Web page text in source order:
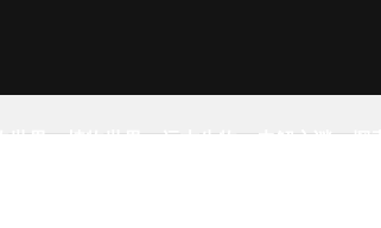
世界 植物世界 远古生物 未解之谜 探